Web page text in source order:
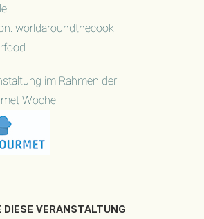
worldaroundthecook ,
im Rahmen der
Woche.
DIESE VERANSTALTUNG